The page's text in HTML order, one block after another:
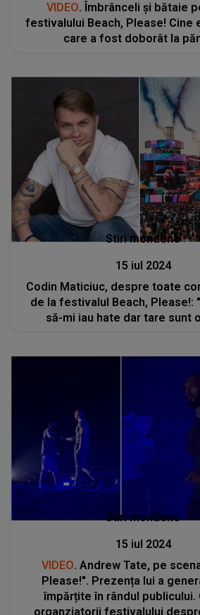
VIDEO. Îmbrânceli și bătaie
festivalului Beach, Please! Cine
care a fost doborât la
Stiri mondene
15 iul 2024
Codin Maticiuc, despre toate
de la festivalul Beach, Please!:
să-mi iau hate dar tare sunt
Stiri mondene
15 iul 2024
VIDEO. Andrew Tate, pe
Please!". Prezența lui a
împărțite în rândul publicului.
organziatorii festivalului